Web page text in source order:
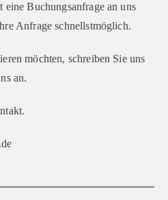
Buchungsanfrage an uns
Anfrage schnellstmöglich.
möchten, schreiben Sie uns
an.